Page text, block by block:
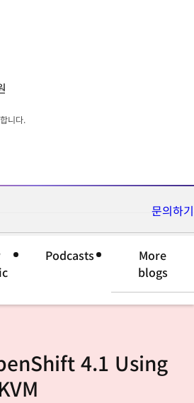
니다.
문의하기
Podcasts
More
blogs
4.1 Using